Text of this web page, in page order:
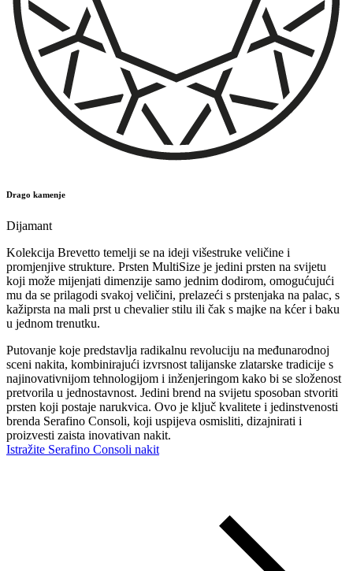
Drago kamenje
Dijamant
Kolekcija Brevetto temelji se na ideji višestruke veličine i
promjenjive strukture. Prsten MultiSize je jedini prsten na svijetu
koji može mijenjati dimenzije samo jednim dodirom, omogućujući
mu da se prilagodi svakoj veličini, prelazeći s prstenjaka na palac, s
kažiprsta na mali prst u chevalier stilu ili čak s majke na kćer i baku
u jednom trenutku.
Putovanje koje predstavlja radikalnu revoluciju na međunarodnoj
sceni nakita, kombinirajući izvrsnost talijanske zlatarske tradicije s
najinovativnijom tehnologijom i inženjeringom kako bi se složenost
pretvorila u jednostavnost. Jedini brend na svijetu sposoban stvoriti
prsten koji postaje narukvica. Ovo je ključ kvalitete i jedinstvenosti
brenda Serafino Consoli, koji uspijeva osmisliti, dizajnirati i
proizvesti zaista inovativan nakit.
Istražite Serafino Consoli nakit